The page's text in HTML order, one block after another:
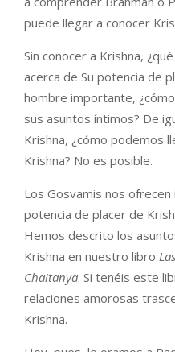
puede llegar a conocer
Sin conocer a Krishna,
acerca de Su potencia de
hombre importante,
sus asuntos íntimos? De
Krishna, ¿cómo podemos
Krishna? No es posible.
Los Gosvamis nos
potencia de placer de
Hemos descrito los
Krishna en nuestro libro
Chaitanya. Si tenéis este
relaciones amorosas
Krishna.